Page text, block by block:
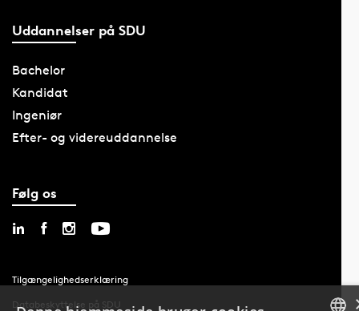
Uddannelser på SDU
Bachelor
Kandidat
Ingeniør
Efter- og videreuddannelse
Følg os
Tilgængelighedserklæring
Databeskyttelse på SDU